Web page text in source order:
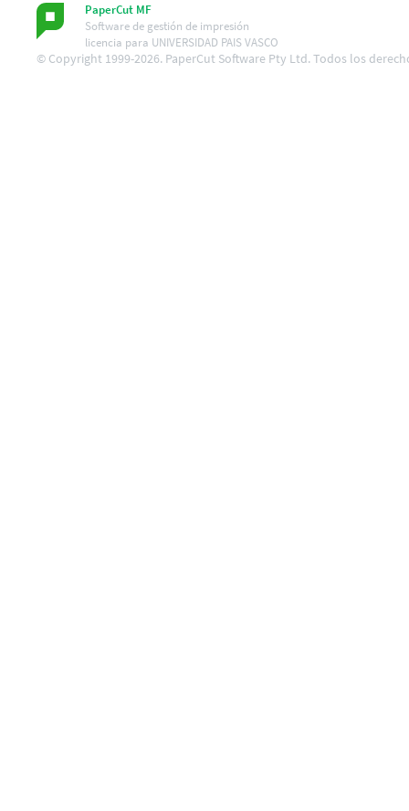
PaperCut MF
Software de gestión de impresión
licencia para UNIVERSIDAD PAIS VASCO
© Copyright 1999-2026. PaperCut Software Pty Ltd. Todos los